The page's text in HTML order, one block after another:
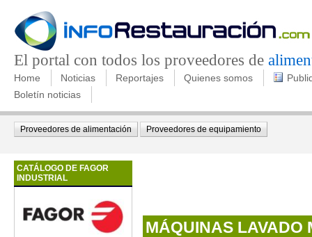
El portal con todos los proveedores de
Home Noticias Reportajes Quienes somos
Boletín noticias
Proveedores de alimentación Proveedores de equipamiento
CATÁLOGO DE FAGOR
INDUSTRIAL
MÁQUINAS LAVADO